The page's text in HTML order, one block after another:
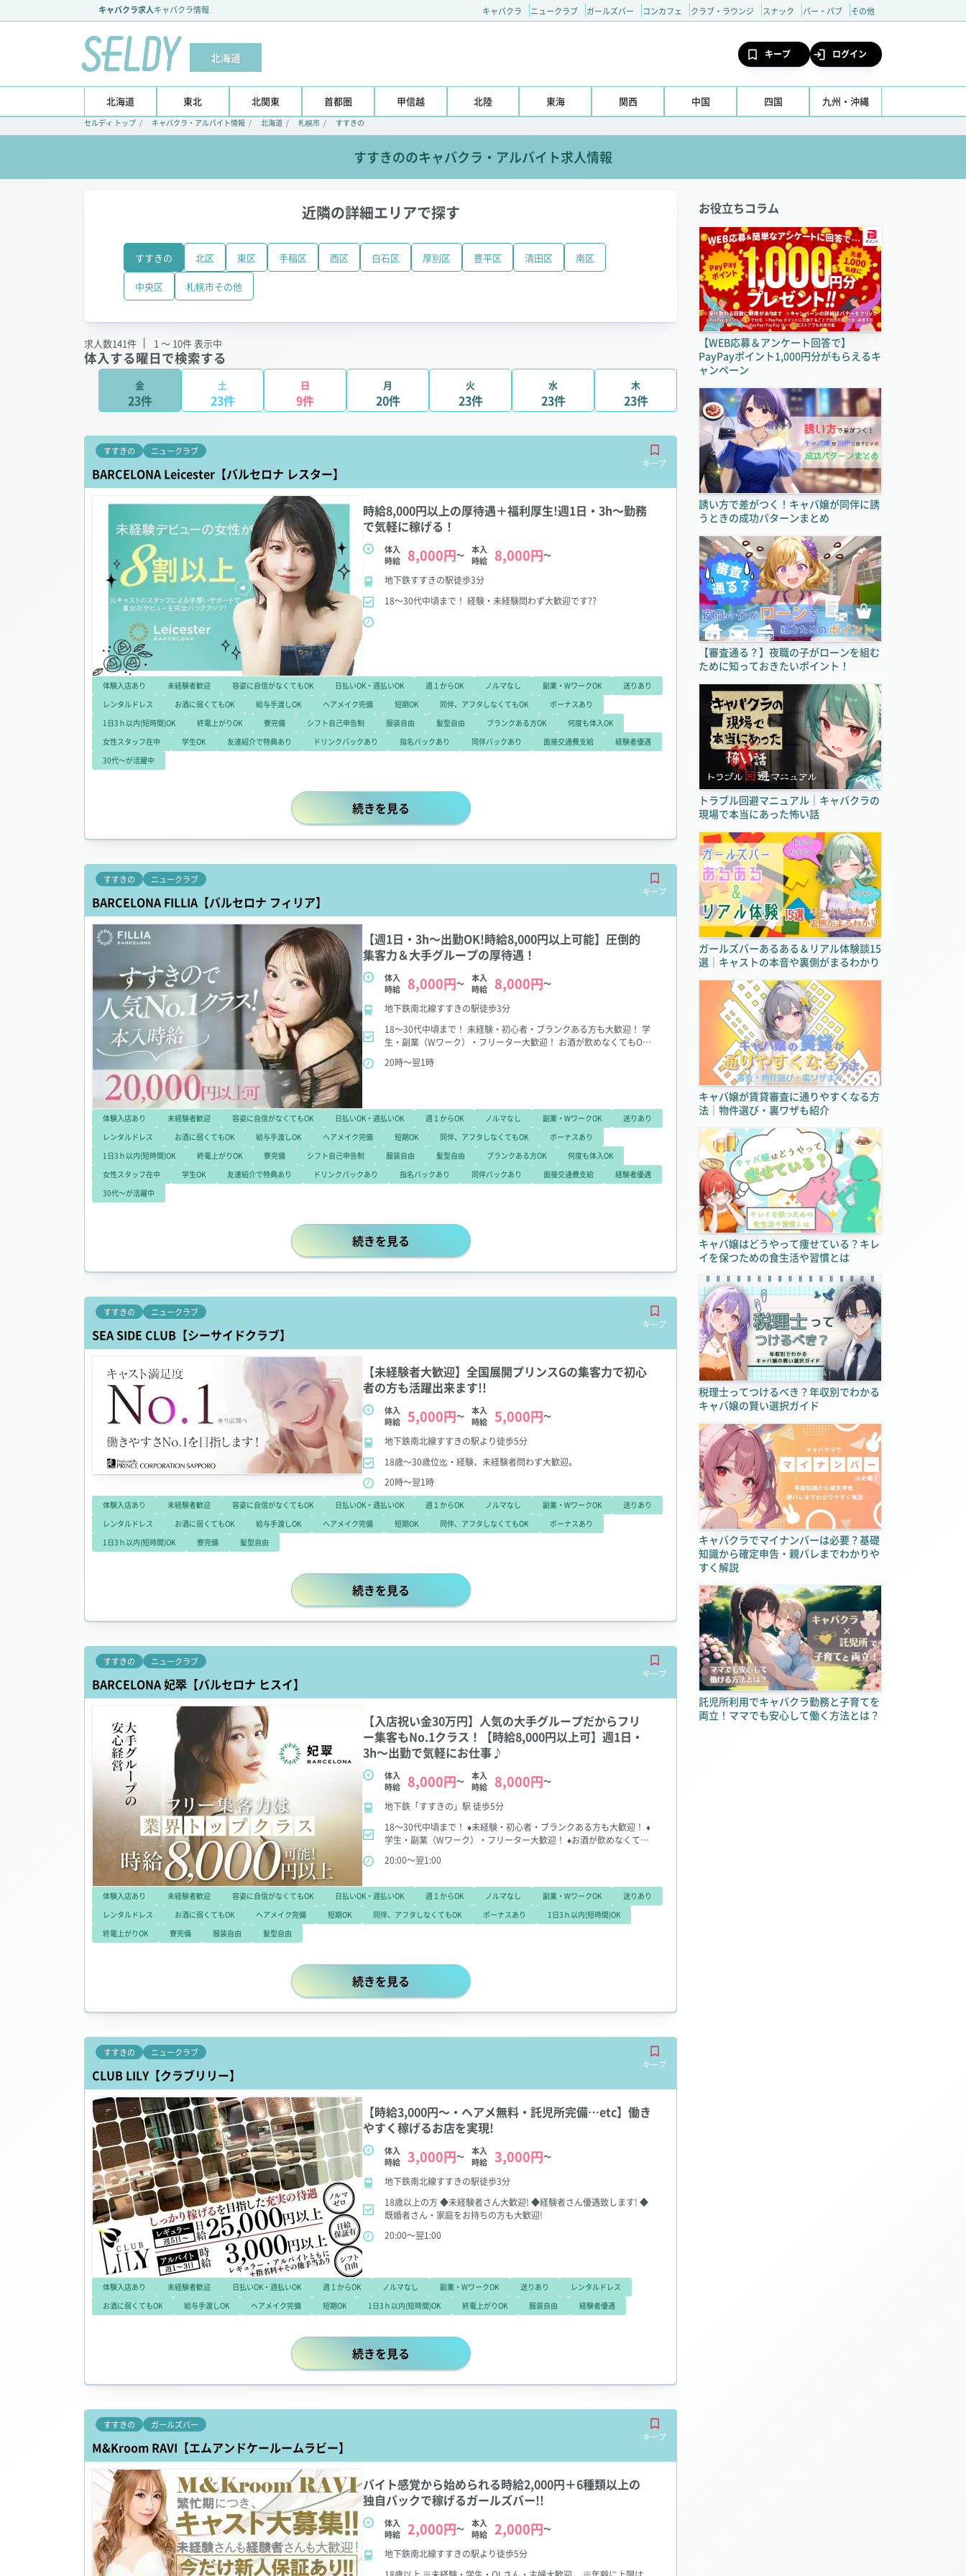
キャバクラ求人キャバクラ情報 キャバクラ ニュークラブ ガールズバー コンカフェ クラブ・ラウンジ スナック バー・パブ その他
北海道 キープ ログイン
北海道 東北 北関東 首都圏 甲信越 北陸 東海 関西 中国 四国 九州・沖縄
セルディ トップ キャバクラ・アルバイト情報 北海道 札幌市 すすきの
すすきののキャバクラ・アルバイト求人情報
近隣の詳細エリアで探す
すすきの 北区 東区 手稲区 西区 白石区 厚別区 豊平区 清田区 南区
中央区 札幌市その他
求人数141件 1 ～ 10件 表示中
体入する曜日で検索する
金
23件
土
23件
日
9件
月
20件
火
23件
水
23件
木
23件
すすきの
ニュークラブ
キープ
BARCELONA Leicester【バルセロナ レスター】
時給8,000円以上の厚待遇＋福利厚生!週1日・3h～勤務
で気軽に稼げる！
体入
時給
8,000円～
本入
時給
8,000円～
地下鉄すすきの駅徒歩3分
18～30代中頃まで！ 経験・未経験問わず大歓迎です??
体験入店あり 未経験者歓迎 容姿に自信がなくてもOK 日払いOK・週払いOK 週１からOK ノルマなし 副業・WワークOK
送りあり
レンタルドレス
お酒に弱くてもOK 給与手渡しOK ヘアメイク完備 短期OK 同伴、アフタしなくてもOK
ボーナスあり
1日3ｈ以内(短時間)OK
終電上がりOK 寮完備 シフト自己申告制 服装自由 髪型自由 ブランクある方OK
何度も体入OK
女性スタッフ在中
学生OK 友達紹介で特典あり ドリンクバックあり 指名バックあり 同伴バックあり 面接交通費支給
経験者優遇
30代～が活躍中
時給8,000円以上の厚待遇＋福利厚生!週1日・3h～勤務で気軽に稼げる！ の
続きを見る
すすきの
ニュークラブ
キープ
BARCELONA FILLIA【バルセロナ フィリア】
【週1日・3h～出勤OK!時給8,000円以上可能】圧倒的
集客力＆大手グループの厚待遇！
体入
時給
8,000円～
本入
時給
8,000円～
地下鉄南北線すすきの駅徒歩3分
18～30代中頃まで！ 未経験・初心者・ブランクある方も大歓迎！ 学
生・副業（Wワーク）・フリーター大歓迎！ お酒が飲めなくてもOK
がいいか1日じゃわからない…」
20時～翌1時
体験入店あり 未経験者歓迎 容姿に自信がなくてもOK 日払いOK・週払いOK 週１からOK ノルマなし 副業・WワークOK
送りあり
レンタルドレス
お酒に弱くてもOK 給与手渡しOK ヘアメイク完備 短期OK 同伴、アフタしなくてもOK
ボーナスあり
1日3ｈ以内(短時間)OK
終電上がりOK 寮完備 シフト自己申告制 服装自由 髪型自由 ブランクある方OK
何度も体入OK
女性スタッフ在中
学生OK 友達紹介で特典あり ドリンクバックあり 指名バックあり 同伴バックあり 面接交通費支給
経験者優遇
30代～が活躍中
【週1日・3h～出勤OK!時給8,000円以上可能】圧倒的集客力＆大手グループの厚待遇！ の
続きを見る
すすきの
ニュークラブ
キープ
SEA SIDE CLUB【シーサイドクラブ】
【未経験者大歓迎】全国展開プリンスGの集客力で初心
者の方も活躍出来ます!!
体入
時給
5,000円～
本入
時給
5,000円～
地下鉄南北線すすきの駅より徒歩5分
18歳～30歳位迄・経験、未経験者問わず大歓迎。
20時～翌1時
体験入店あり 未経験者歓迎 容姿に自信がなくてもOK 日払いOK・週払いOK 週１からOK ノルマなし 副業・WワークOK
送りあり
レンタルドレス
お酒に弱くてもOK 給与手渡しOK ヘアメイク完備 短期OK 同伴、アフタしなくてもOK
ボーナスあり
1日3ｈ以内(短時間)OK
寮完備 髪型自由
【未経験者大歓迎】全国展開プリンスGの集客力で初心者の方も活躍出来ます!! の
続きを見る
すすきの
ニュークラブ
キープ
BARCELONA 妃翠【バルセロナ ヒスイ】
【入店祝い金30万円】人気の大手グループだからフリ
ー集客もNo.1クラス！【時給8,000円以上可】週1日・
3h～出勤で気軽にお仕事♪
体入
時給
8,000円～
本入
時給
8,000円～
地下鉄「すすきの」駅 徒歩5分
18～30代中頃まで！ ♦未経験・初心者・ブランクある方も大歓迎！ ♦
学生・副業（Wワーク）・フリーター大歓迎！ ♦お酒が飲めなくても
のお店がいいか1日じゃわからない…」
好きな店舗を見つけるまで、探すことができますよ！
20:00～翌1:00
体験入店あり 未経験者歓迎 容姿に自信がなくてもOK 日払いOK・週払いOK 週１からOK ノルマなし 副業・WワークOK
送りあり
レンタルドレス
お酒に弱くてもOK ヘアメイク完備 短期OK 同伴、アフタしなくてもOK ボーナスあり
1日3ｈ以内(短時間)OK
終電上がりOK
寮完備 服装自由 髪型自由
【入店祝い金30万円】人気の大手グループだからフリー集客もNo.1クラス！【時給8,000円以上可】週1日・3h～出
続きを見る
すすきの
ニュークラブ
キープ
CLUB LILY【クラブリリー】
【時給3,000円～・ヘアメ無料・託児所完備…etc】働き
やすく稼げるお店を実現!
体入
時給
3,000円～
本入
時給
3,000円～
地下鉄南北線すすきの駅徒歩3分
18歳以上の方◆未経験者さん大歓迎! ◆経験者さん優遇致します! ◆
既婚者さん・家庭をお持ちの方も大歓迎!
20:00～翌1:00
体験入店あり 未経験者歓迎 日払いOK・週払いOK 週１からOK ノルマなし 副業・WワークOK 送りあり
レンタルドレス
お酒に弱くてもOK
給与手渡しOK ヘアメイク完備 短期OK 1日3ｈ以内(短時間)OK 終電上がりOK 服装自由 経験者優遇
【時給3,000円～・ヘアメ無料・託児所完備…etc】働きやすく稼げるお店を実現! の
続きを見る
すすきの
ガールズバー
キープ
M&Kroom RAVI【エムアンドケールームラビー】
バイト感覚から始められる時給2,000円＋6種類以上の
独自バックで稼げるガールズバー!!
体入
時給
2,000円～
本入
時給
2,000円～
地下鉄南北線すすきの駅より徒歩5分
お役立ちコラム
【WEB応募＆アンケート回答で】
PayPayポイント1,000円分がもらえるキ
ャンペーン
誘い方で差がつく！キャバ嬢が同伴に誘
うときの成功パターンまとめ
【審査通る？】夜職の子がローンを組む
ために知っておきたいポイント！
トラブル回避マニュアル｜キャバクラの
現場で本当にあった怖い話
ガールズバーあるある＆リアル体験談15
選｜キャストの本音や裏側がまるわかり
キャバ嬢が賃貸審査に通りやすくなる方
法｜物件選び・裏ワザも紹介
キャバ嬢はどうやって痩せている？キレ
イを保つための食生活や習慣とは
税理士ってつけるべき？年収別でわかる
キャバ嬢の賢い選択ガイド
キャバクラでマイナンバーは必要？基礎
知識から確定申告・親バレまでわかりや
すく解説
託児所利用でキャバクラ勤務と子育てを
両立！ママでも安心して働く方法とは？